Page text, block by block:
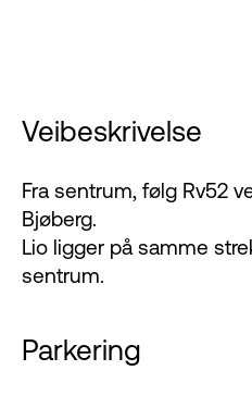
Veibeskrivelse
Fra sentrum, følg Rv52
Bjøberg.
Lio ligger på samme
sentrum.
Parkering